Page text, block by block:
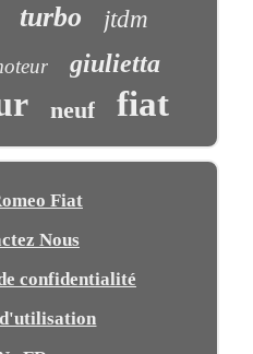
turbo jtdm
giulietta
neuf fiat
Fiat
Nous
confidentialité